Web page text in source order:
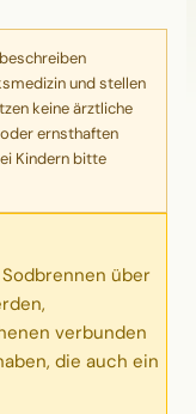
und stellen
keine ärztliche
ernsthaften
Kindern bitte
über
verbunden
die auch ein